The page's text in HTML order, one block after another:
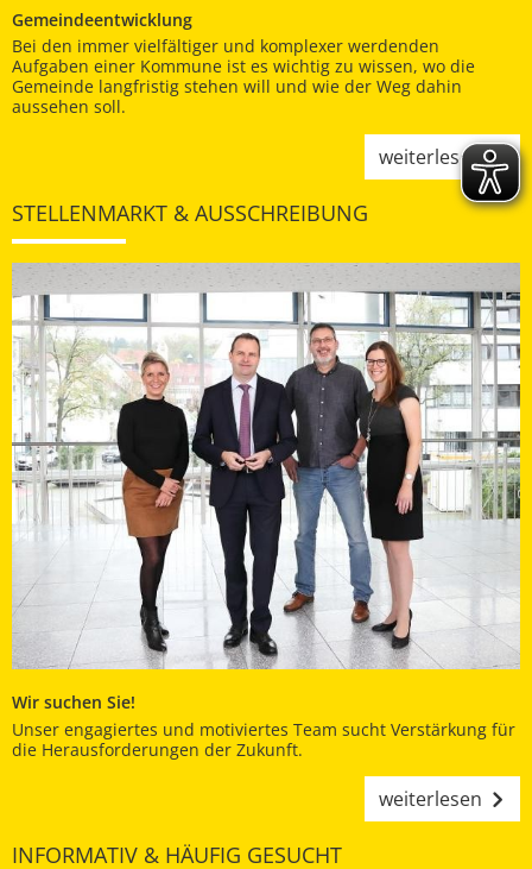
Gemeindeentwicklung
Bei den immer vielfältiger und komplexer werdenden
Aufgaben einer Kommune ist es wichtig zu wissen, wo die
Gemeinde langfristig stehen will und wie der Weg dahin
aussehen soll.
weiterlesen
STELLENMARKT & AUSSCHREIBUNG
Wir suchen Sie!
Unser engagiertes und motiviertes Team sucht Verstärkung für
die Herausforderungen der Zukunft.
weiterlesen
INFORMATIV & HÄUFIG GESUCHT